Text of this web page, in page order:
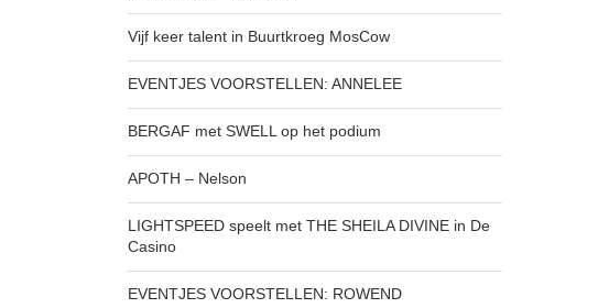
Vijf keer talent in Buurtkroeg MosCow
EVENTJES VOORSTELLEN: ANNELEE
BERGAF met SWELL op het podium
APOTH – Nelson
LIGHTSPEED speelt met THE SHEILA DIVINE in De
Casino
EVENTJES VOORSTELLEN: ROWEND